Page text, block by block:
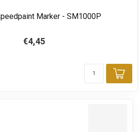
Marker - SM1000P
€4,45